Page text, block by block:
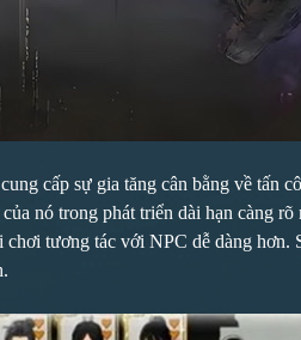
cấp sự gia tăng cân bằng về tấn
nó trong phát triển dài hạn càng
tương tác với NPC dễ dàng